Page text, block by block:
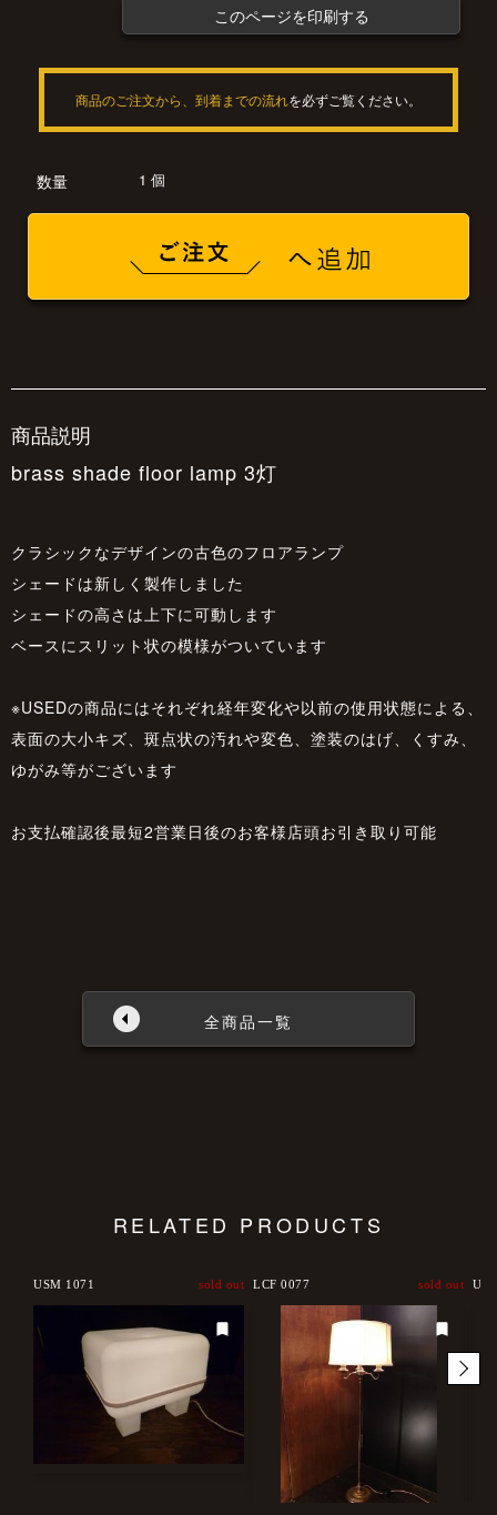
このページを印刷する
商品のご注文から、到着までの流れを必ずご覧ください。
数量 1 個
商品説明
brass shade floor lamp 3灯
クラシックなデザインの古色のフロアランプ
シェードは新しく製作しました
シェードの高さは上下に可動します
ベースにスリット状の模様がついています
※USEDの商品にはそれぞれ経年変化や以前の使用状態による、
表面の大小キズ、斑点状の汚れや変色、塗装のはげ、くすみ、
ゆがみ等がございます
お支払確認後最短2営業日後のお客様店頭お引き取り可能
全商品一覧
RELATED PRODUCTS
USM 1071 sold out LCF 0077 sold out